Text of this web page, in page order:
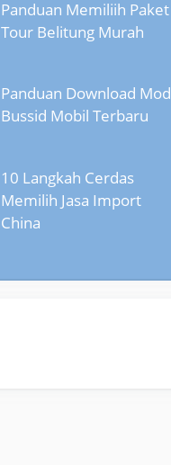
Panduan Memiliih Paket
Tour Belitung Murah
Panduan Download Mod
Bussid Mobil Terbaru
10 Langkah Cerdas
Memilih Jasa Import
China